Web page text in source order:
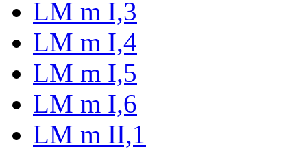
LM m I,3
LM m I,4
LM m I,5
LM m I,6
LM m II,1